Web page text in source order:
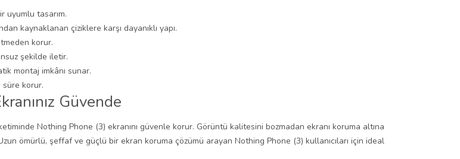
uyumlu tasarım.
kaynaklanan çiziklere karşı dayanıklı yapı.
korur.
şekilde iletir.
montaj imkânı sunar.
süre korur.
Güvende
Nothing Phone (3) ekranını güvenle korur. Görüntü kalitesini bozmadan ekranı koruma altına
ömürlü, şeffaf ve güçlü bir ekran koruma çözümü arayan Nothing Phone (3) kullanıcıları için ideal